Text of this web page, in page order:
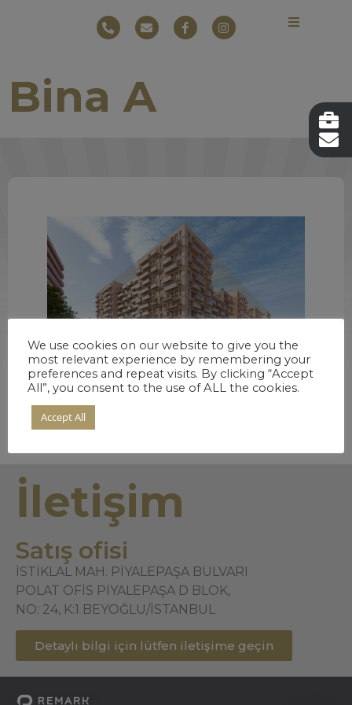
Bina A
İletişim
Satış ofisi
İSTİKLAL MAH. PİYALEPAŞA BULVARI
POLAT OFİS PİYALEPAŞA D BLOK,
NO: 24, K:1 BEYOĞLU/İSTANBUL
Detaylı bilgi için lütfen iletişime geçin
We use cookies on our website to give you the
most relevant experience by remembering your
preferences and repeat visits. By clicking “Accept
All”, you consent to the use of ALL the cookies.
Accept All